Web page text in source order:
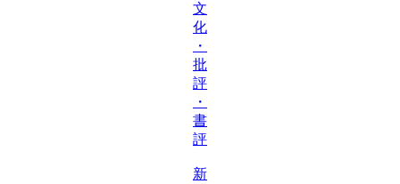
文
化
・
批
評
・
書
評
新